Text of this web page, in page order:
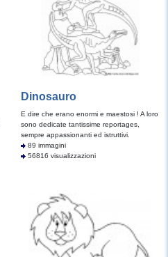
Dinosauro
E dire che erano enormi e maestosi ! A loro
sono dedicate tantissime reportages,
sempre appassionanti ed istruttivi.
89 immagini
56816 visualizzazioni